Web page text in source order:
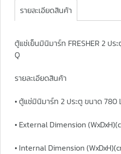
รายละเอียดสินค้า
ตู้แช่เย็นมินิมาร์ท FRESHER 2 ปร
Q
รายละเอียดสินค้า
• ตู้แช่มินิมาร์ท 2 ประตู ขนาด 780
• External Dimension
• Internal Dimension